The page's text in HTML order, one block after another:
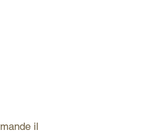
il